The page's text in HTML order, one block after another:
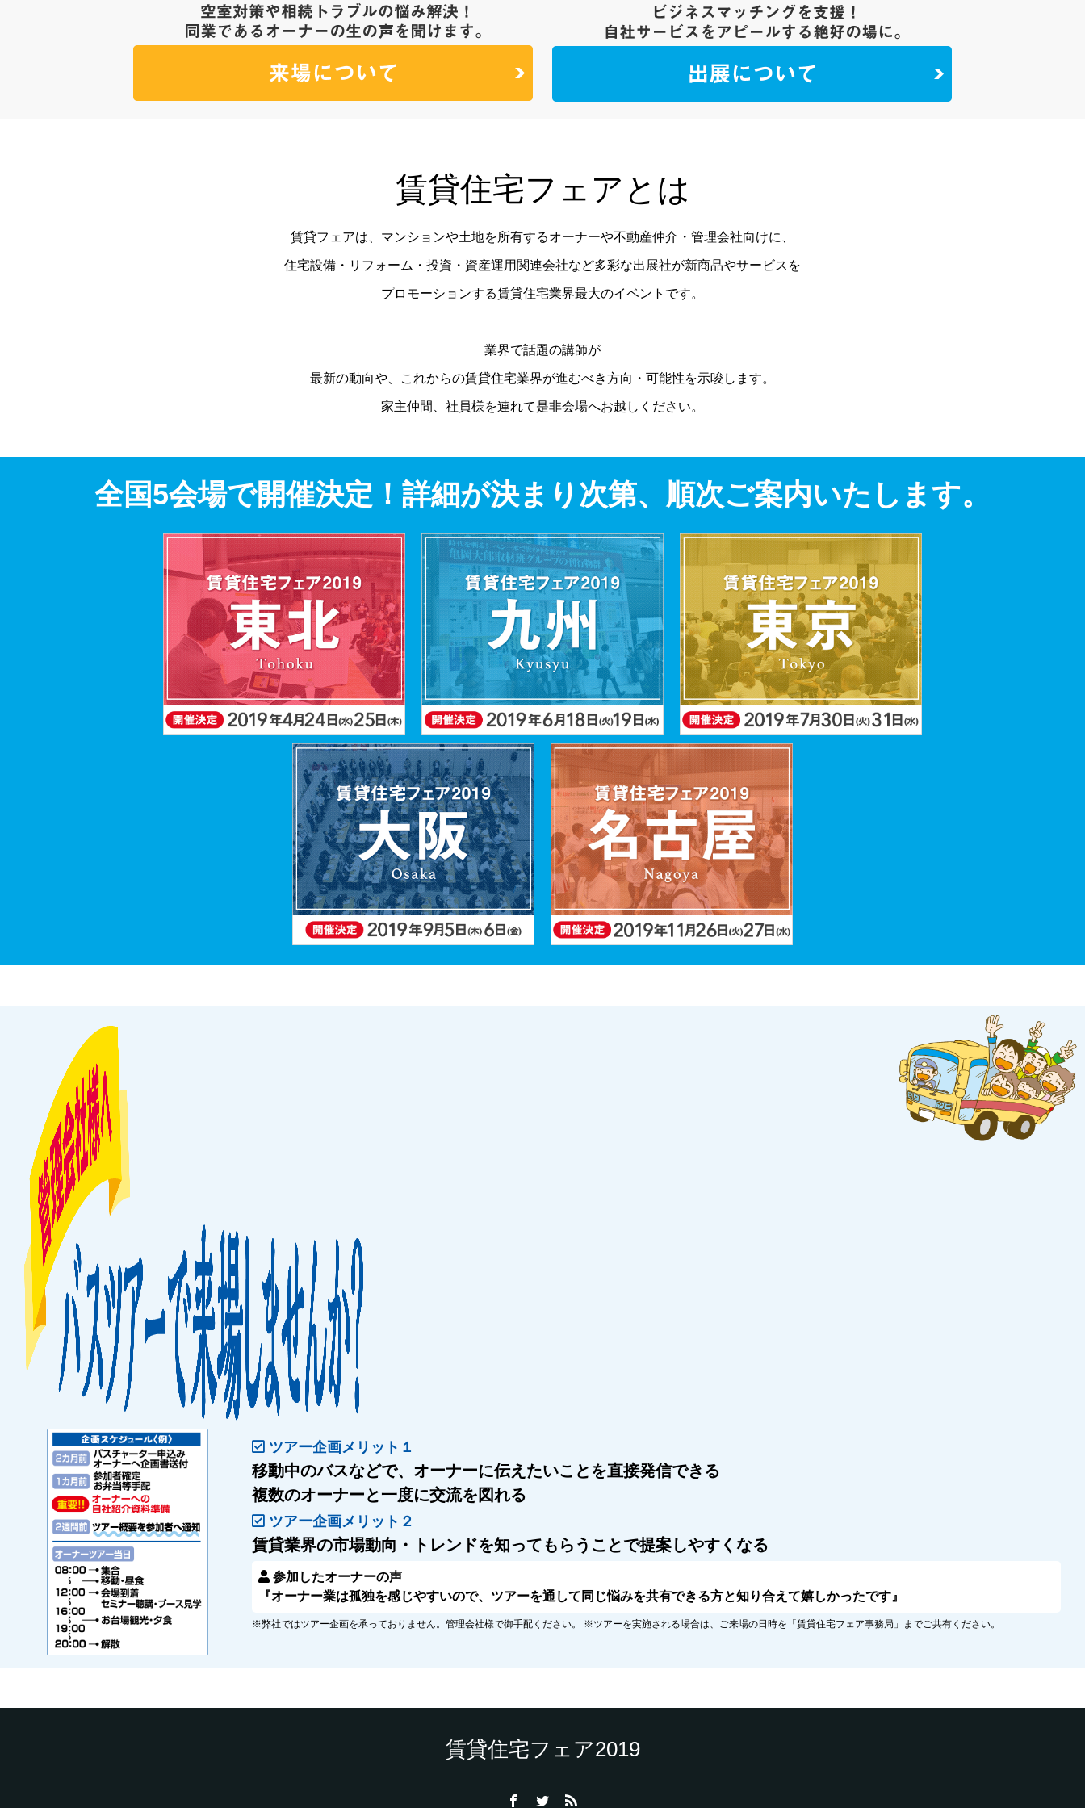
賃貸住宅フェアとは
賃貸フェアは、マンションや土地を所有するオーナーや不動産仲介・管理会社向けに、
住宅設備・リフォーム・投資・資産運用関連会社など多彩な出展社が新商品やサービスを
プロモーションする賃貸住宅業界最大のイベントです。
業界で話題の講師が
最新の動向や、これからの賃貸住宅業界が進むべき方向・可能性を示唆します。
家主仲間、社員様を連れて是非会場へお越しください。
全国5会場で開催決定！詳細が決まり次第、順次ご案内いたします。
ツアー企画メリット１
移動中のバスなどで、オーナーに伝えたいことを直接発信できる
複数のオーナーと一度に交流を図れる
ツアー企画メリット２
賃貸業界の市場動向・トレンドを知ってもらうことで提案しやすくなる
参加したオーナーの声
『オーナー業は孤独を感じやすいので、ツアーを通して同じ悩みを共有できる方と知り合えて嬉しかったです』
※弊社ではツアー企画を承っておりません。管理会社様で御手配ください。 ※ツアーを実施される場合は、ご来場の日時を「賃貸住宅フェア事務局」までご共有ください。
賃貸住宅フェア2019